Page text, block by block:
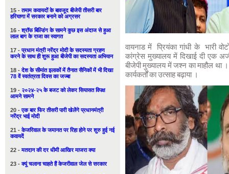
15 -तमाम कवायदों के बावजूद बीजेपी तीसरी बार
हरियाणा में सरकार बनाने को अग्रसर
16 -श्रॉफ बिल्डिंग के सामने कुछ इस अंदाज से हुआ
लाल बाग के राजा का स्वागत
17 -प्रधान मंत्री नरेंद्र मोदी के सदस्यता ग्रहण
करने के साथ ही शुरू हुआ बीजेपी का सदस्यता अभियान
18 -देश के सीमांत इलाकों में तैनात सैनिकों में भी दिखा
78 वें स्वतंत्रता दिवस का जज्बा
19 - २०२४-२५ के बजट को लेकर सियासत विपक्ष
आमने सामने
20 -एक बार फिर तीसरी पारी खेलेंगे प्रधानमंत्री
नरेंद्र भाई मोदी
21 -केजरिवाल के जमानत पर रिहा होने पर शुरु हुई नई
कवायदें
22 -मतदान की दर धीमी आखिर माजरा क्या
23 -क्यूं चलाना चाहते हैं केजरीवाल जेल से सरकार
वायनाड में प्रियंका गांधी के भारी
कांग्रेस मुख्यालय में दिखाई दी एक
बीजेपी मुख्यालय में जश्न का माहौल था
कार्यकर्तों का उत्साह बढ़ाया ।